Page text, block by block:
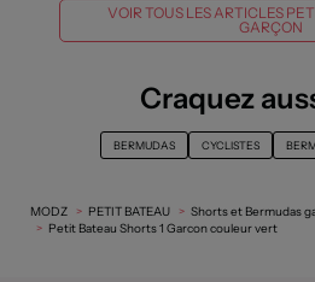
VOIR TOUS LES ARTICLES
GARÇON
Craquez
BERMUDAS CYCLISTES
MODZ PETIT BATEAU Shorts et Bermudas
Petit Bateau Shorts 1 Garcon couleur vert